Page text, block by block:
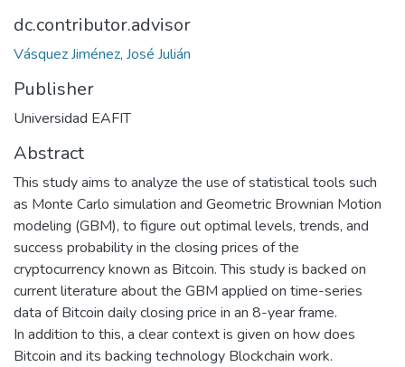
dc.contributor.advisor
Vásquez Jiménez, José Julián
Publisher
Universidad EAFIT
Abstract
This study aims to analyze the use of statistical tools such
as Monte Carlo simulation and Geometric Brownian Motion
modeling (GBM), to figure out optimal levels, trends, and
success probability in the closing prices of the
cryptocurrency known as Bitcoin. This study is backed on
current literature about the GBM applied on time-series
data of Bitcoin daily closing price in an 8-year frame.
In addition to this, a clear context is given on how does
Bitcoin and its backing technology Blockchain work.